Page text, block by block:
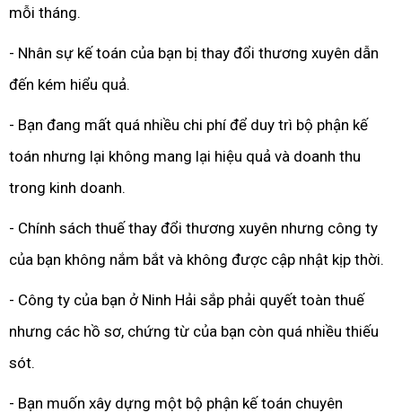
mỗi tháng.
- Nhân sự kế toán của bạn bị thay đổi thương xuyên dẫn
đến kém hiểu quả.
- Bạn đang mất quá nhiều chi phí để duy trì bộ phận kế
toán nhưng lại không mang lại hiệu quả và doanh thu
trong kinh doanh.
- Chính sách thuế thay đổi thương xuyên nhưng công ty
của bạn không nắm bắt và không được cập nhật kịp thời.
- Công ty của bạn ở Ninh Hải sắp phải quyết toàn thuế
nhưng các hồ sơ, chứng từ của bạn còn quá nhiều thiếu
sót.
- Bạn muốn xây dựng một bộ phận kế toán chuyên